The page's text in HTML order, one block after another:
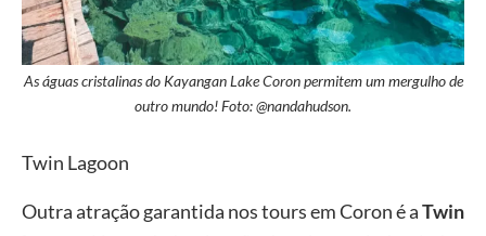
As águas cristalinas do Kayangan Lake Coron permitem um mergulho de
outro mundo! Foto: @nandahudson.
Twin Lagoon
Outra atração garantida nos tours em Coron é aTwin